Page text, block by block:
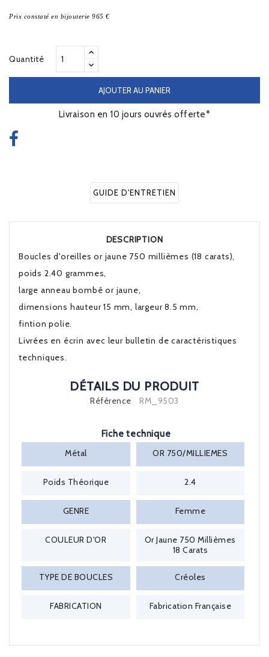
Prix constaté en bijouterie 965 €
Quantité
AJOUTER AU PANIER
Livraison en 10 jours ouvrés offerte*
GUIDE D'ENTRETIEN
DESCRIPTION
Boucles d'oreilles or jaune 750 millièmes (18 carats),
poids 2.40 grammes,
large anneau bombé or jaune,
dimensions hauteur 15 mm, largeur 8.5 mm,
fintion polie.
Livrées en écrin avec leur bulletin de caractéristiques
techniques.
DÉTAILS DU PRODUIT
Référence RM_9503
Fiche technique
Métal
OR 750/MILLIEMES
Poids Théorique 2.4
GENRE Femme
COULEUR D'OR
Or Jaune 750 Millièmes
18 Carats
TYPE DE BOUCLES Créoles
FABRICATION Fabrication Française